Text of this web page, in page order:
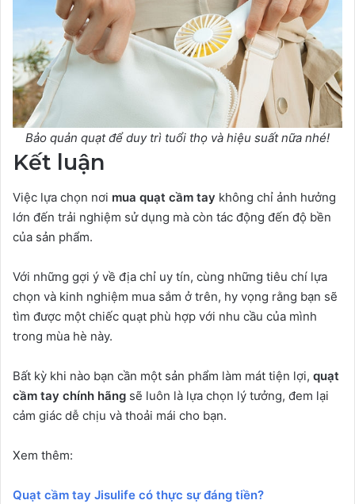
Bảo quản quạt để duy trì tuổi thọ và hiệu suất nữa nhé!
Kết luận
Việc lựa chọn nơi mua quạt cầm tay không chỉ ảnh hưởng
lớn đến trải nghiệm sử dụng mà còn tác động đến độ bền
của sản phẩm.
Với những gợi ý về địa chỉ uy tín, cùng những tiêu chí lựa
chọn và kinh nghiệm mua sắm ở trên, hy vọng rằng bạn sẽ
tìm được một chiếc quạt phù hợp với nhu cầu của mình
trong mùa hè này.
Bất kỳ khi nào bạn cần một sản phẩm làm mát tiện lợi, quạt
cầm tay chính hãng sẽ luôn là lựa chọn lý tưởng, đem lại
cảm giác dễ chịu và thoải mái cho bạn.
Xem thêm:
Quạt cầm tay Jisulife có thực sự đáng tiền?